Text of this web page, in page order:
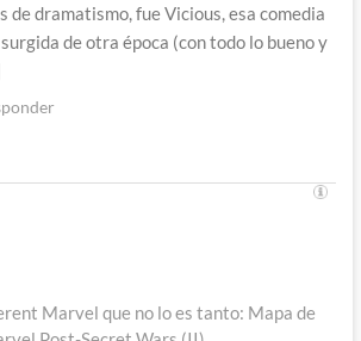
de dramatismo, fue Vicious, esa comedia
de otra época (con todo lo bueno y
Marvel que no lo es tanto: Mapa de